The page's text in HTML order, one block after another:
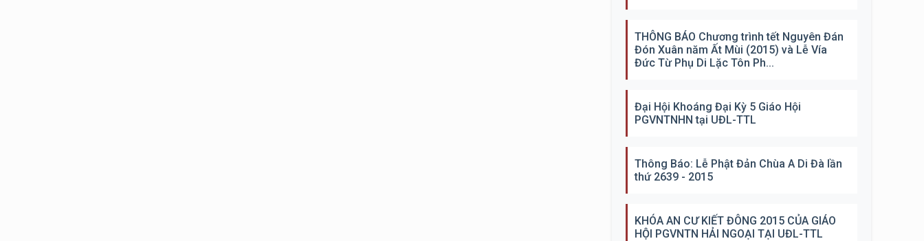
THÔNG BÁO Chương trình tết Nguyên Đán
Đón Xuân năm Ất Mùi (2015) và Lễ Vía
Đức Từ Phụ Di Lặc Tôn Ph...
Đại Hội Khoáng Đại Kỳ 5 Giáo Hội
PGVNTNHN tại UĐL-TTL
Thông Báo: Lễ Phật Đản Chùa A Di Đà lần
thứ 2639 - 2015
KHÓA AN CƯ KIẾT ĐÔNG 2015 CỦA GIÁO
HỘI PGVNTN HẢI NGOẠI TẠI UĐL-TTL